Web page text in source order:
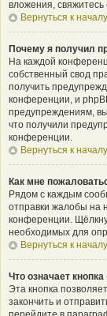
вложения,
Вернуться к началу
Почему я получил
На каждой
собственный свод
получить
конференции, и
предупреждениям,
что получили
конференции.
Вернуться к началу
Как мне
Рядом с каждым
отправки жалобы на
конференции.
необходимых для
Вернуться к началу
Что означает
Эта кнопка
закончить и